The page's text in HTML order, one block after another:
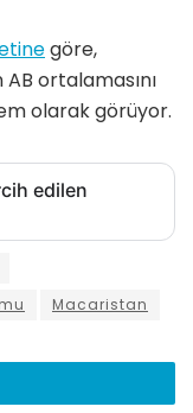
göre,
AB ortalamasını
olarak görüyor.
edilen
Macaristan